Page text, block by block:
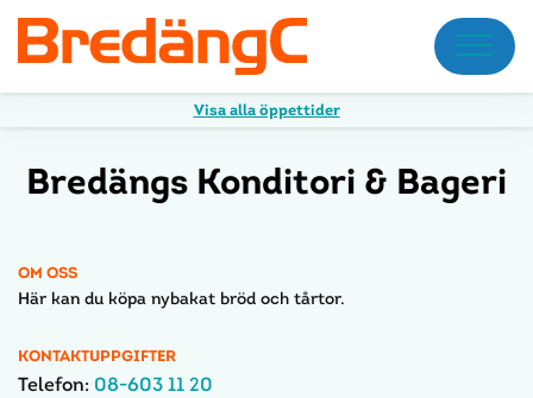
Meny
Visa alla öppettider
Bredängs Konditori & Bageri
OM OSS
Här kan du köpa nybakat bröd och tårtor.
KONTAKTUPPGIFTER
Telefon: 08-603 11 20